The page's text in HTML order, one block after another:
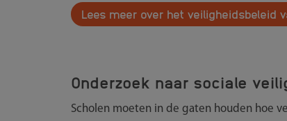
Lees meer over het veiligheidsbeleid
Onderzoek naar sociale
Scholen moeten in de gaten houden hoe